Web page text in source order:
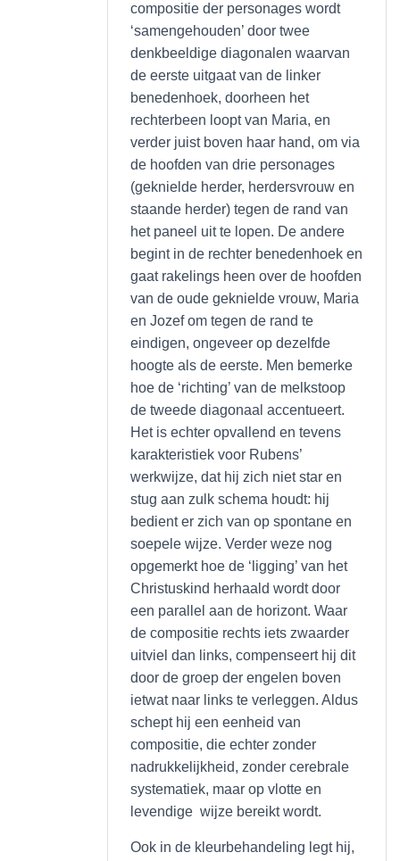
compositie der personages wordt
‘samengehouden’ door twee
denkbeeldige diagonalen waarvan
de eerste uitgaat van de linker
benedenhoek, doorheen het
rechterbeen loopt van Maria, en
verder juist boven haar hand, om via
de hoofden van drie personages
(geknielde herder, herdersvrouw en
staande herder) tegen de rand van
het paneel uit te lopen. De andere
begint in de rechter benedenhoek en
gaat rakelings heen over de hoofden
van de oude geknielde vrouw, Maria
en Jozef om tegen de rand te
eindigen, ongeveer op dezelfde
hoogte als de eerste. Men bemerke
hoe de ‘richting’ van de melkstoop
de tweede diagonaal accentueert.
Het is echter opvallend en tevens
karakteristiek voor Rubens’
werkwijze, dat hij zich niet star en
stug aan zulk schema houdt: hij
bedient er zich van op spontane en
soepele wijze. Verder weze nog
opgemerkt hoe de ‘ligging’ van het
Christuskind herhaald wordt door
een parallel aan de horizont. Waar
de compositie rechts iets zwaarder
uitviel dan links, compenseert hij dit
door de groep der engelen boven
ietwat naar links te verleggen. Aldus
schept hij een eenheid van
compositie, die echter zonder
nadrukkelijkheid, zonder cerebrale
systematiek, maar op vlotte en
levendige wijze bereikt wordt.
Ook in de kleurbehandeling legt hij,